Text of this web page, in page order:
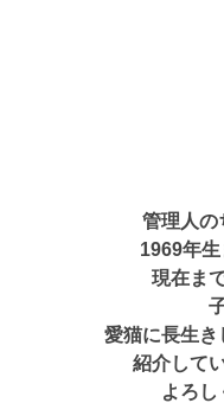
管理人の
1969年生
現在ま
愛猫に長生き
紹介して
よろし